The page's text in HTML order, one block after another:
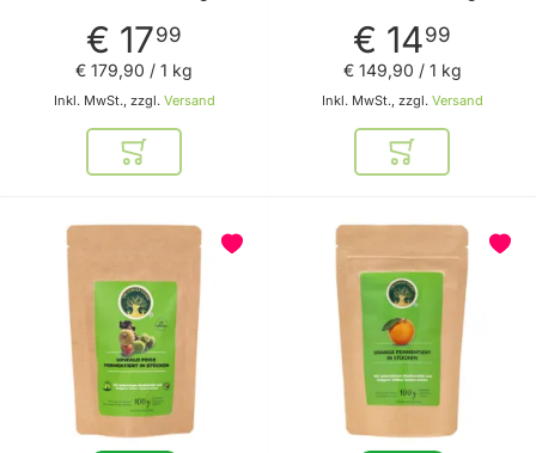
€ 1799
Inkl. MwSt., zzgl. Versand
€ 179,90 / 1 kg
In den Warenkorb
€ 1499
Inkl. MwSt., zzgl. Versand
€ 149,90 / 1 kg
In den